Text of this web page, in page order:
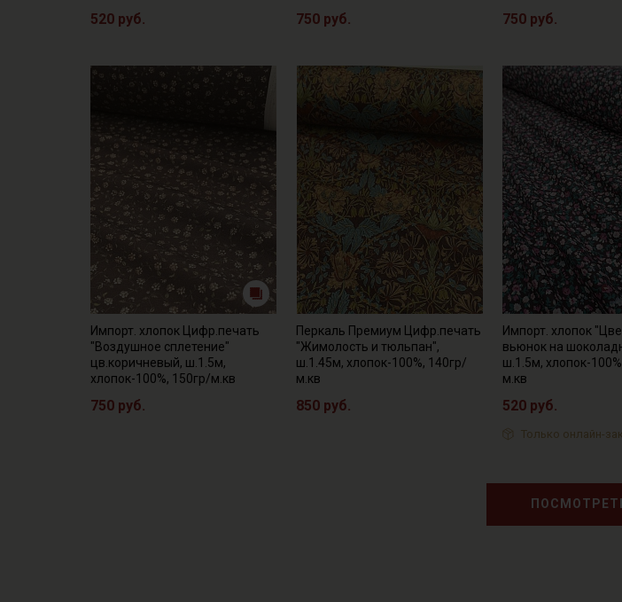
520 руб. 750 руб. 750 руб.
Импорт. хлопок Цифр.печать
"Воздушное сплетение"
цв.коричневый, ш.1.5м,
хлопок-100%, 150гр/м.кв
750 руб.
Перкаль Премиум Цифр.печать
"Жимолость и тюльпан",
ш.1.45м, хлопок-100%, 140гр/
м.кв
850 руб.
Импорт. хлопок
вьюнок на
ш.1.5м, хлопок-
м.кв
520 руб.
Только онлайн-